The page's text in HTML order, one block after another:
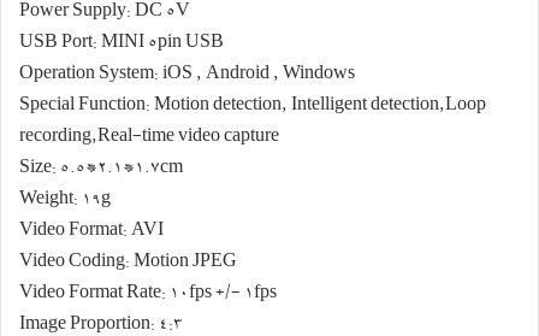
Power Supply: DC 5V
USB Port: MINI 5pin USB
Operation System: iOS , Android , Windows
Special Function: Motion detection, Intelligent detection,Loop
recording,Real-time video capture
Size: 5.5*2.1*1.7cm
Weight: 19g
Video Format: AVI
Video Coding: Motion JPEG
Video Format Rate: 10fps +/- 1fps
Image Proportion: 4:3